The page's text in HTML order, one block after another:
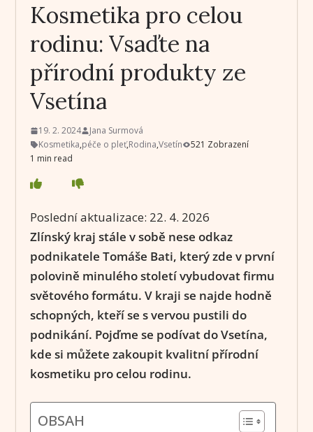
Kosmetika pro celou
rodinu: Vsaďte na
přírodní produkty ze
Vsetína
19. 2. 2024
Jana Surmová
Kosmetika,péče o pleť,Rodina,Vsetín
521 Zobrazení
1 min read
Poslední aktualizace: 22. 4. 2026
Zlínský kraj stále v sobě nese odkaz
podnikatele Tomáše Bati, který zde v první
polovině minulého století vybudovat firmu
světového formátu. V kraji se najde hodně
schopných, kteří se s vervou pustili do
podnikání. Pojďme se podívat do Vsetína,
kde si můžete zakoupit kvalitní přírodní
kosmetiku pro celou rodinu.
OBSAH